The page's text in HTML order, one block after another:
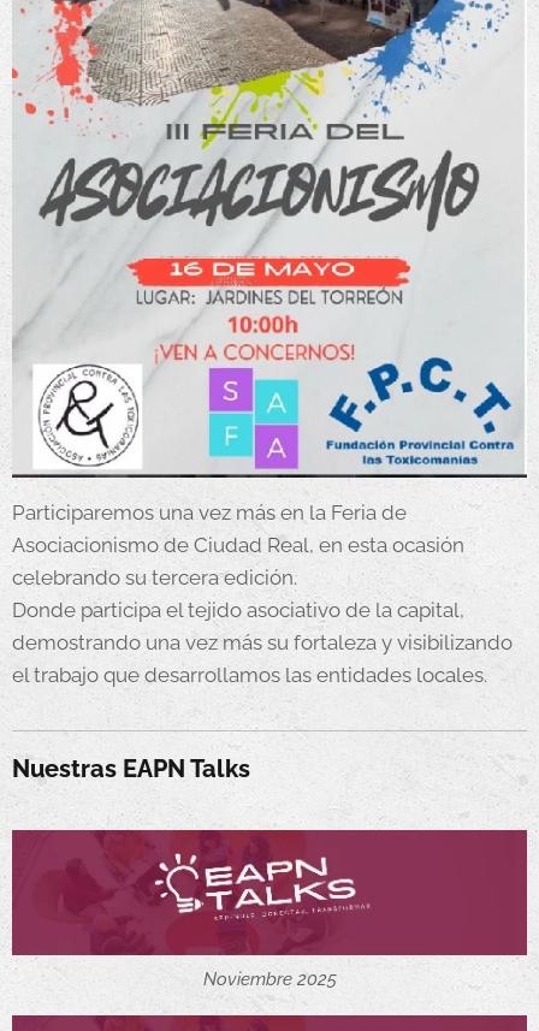
Participaremos una vez más en la Feria de
Asociacionismo de Ciudad Real, en esta ocasión
celebrando su tercera edición.
Donde participa el tejido asociativo de la capital,
demostrando una vez más su fortaleza y visibilizando
el trabajo que desarrollamos las entidades locales.
Nuestras EAPN Talks
Noviembre 2025